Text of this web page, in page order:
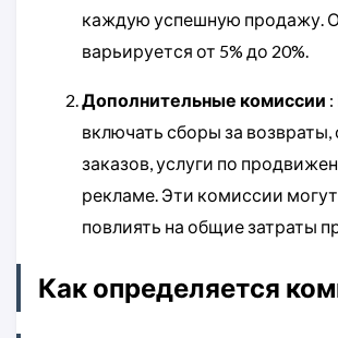
каждую успешную продажу.
варьируется от 5% до 20%.
Дополнительные комиссии
включать сборы за возвраты,
заказов, услуги по
рекламе. Эти комиссии
повлиять на общие затраты
Как определяется